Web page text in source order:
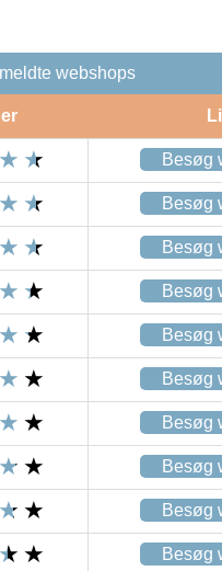
webshops
Besøg
Besøg
Besøg
Besøg
Besøg
Besøg
Besøg
Besøg
Besøg
Besøg